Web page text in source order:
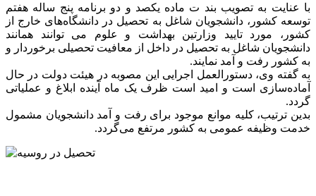
با عنایت به تصویب بند ت ماده یکصد و دو برنامه پنج ساله هفتم
توسعه کشور، دانشجویان شاغل به تحصیل در دانشگاه‌های خارج از
کشور، مورد تایید وزارتین بهداشت و علوم می توانند همانند
دانشجویان شاغل به تحصیل در داخل از معافیت تحصیلی برخوردار و
به کشور رفت و آمد نمایند.
به گفته وی، دستورالعمل اجرایی این مصوبه در هیئت دولت در حال
آماده‌سازی است و امید است ظرف یک ماه آینده ابلاغ و عملیاتی
گردد.
بدین ترتیب، کلیه موانع موجود برای رفت و آمد دانشجویان مشمول
خدمت وظیفه عمومی به کشور مرتفع می‌گردد.